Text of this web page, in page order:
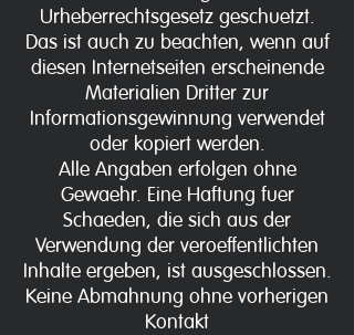
Urheberrechtsgesetz geschuetzt.
Das ist auch zu beachten, wenn auf
diesen Internetseiten erscheinende
Materialien Dritter zur
Informationsgewinnung verwendet
oder kopiert werden.
Alle Angaben erfolgen ohne
Gewaehr. Eine Haftung fuer
Schaeden, die sich aus der
Verwendung der veroeffentlichten
Inhalte ergeben, ist ausgeschlossen.
Keine Abmahnung ohne vorherigen
Kontakt